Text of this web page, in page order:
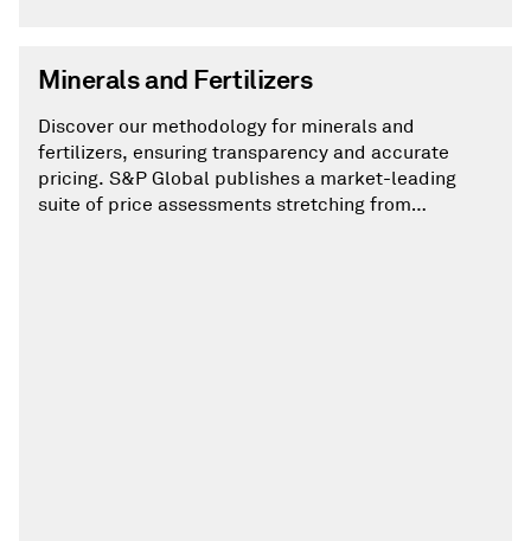
Minerals and Fertilizers
Discover our methodology for minerals and
fertilizers, ensuring transparency and accurate
pricing. S&P Global publishes a market-leading
suite of price assessments stretching from